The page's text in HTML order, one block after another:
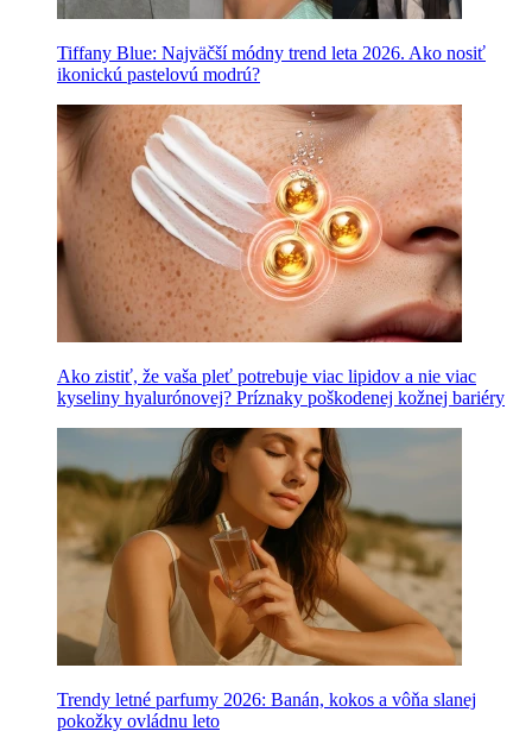
Tiffany Blue: Najväčší módny trend leta 2026. Ako nosiť
ikonickú pastelovú modrú?
Ako zistiť, že vaša pleť potrebuje viac lipidov a nie viac
kyseliny hyalurónovej? Príznaky poškodenej kožnej bariéry
Trendy letné parfumy 2026: Banán, kokos a vôňa slanej
pokožky ovládnu leto